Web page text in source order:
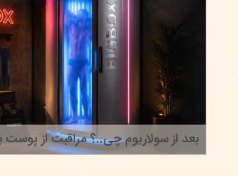
بعد از سولاریوم چی..؟ مراقبت از پوست